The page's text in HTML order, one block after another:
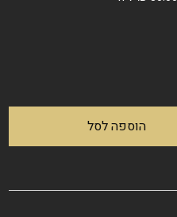
הוספה לסל